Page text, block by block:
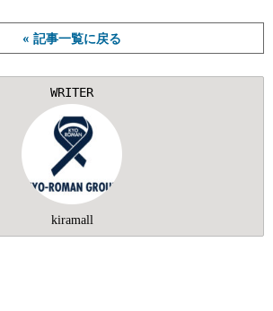
« 記事一覧に戻る
WRITER
kiramall